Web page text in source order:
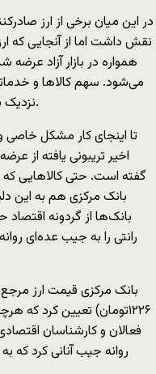
در اين ميان برخی از ارز
نقش داشت اما از آنجايی که
همواره در بازار آزاد عرضه
می‌شود. سهم کالاها و خدماتی
نزديک به ۳۹درصد است که رقم قابل‌توجهی است.
تا اينجای کار مشکل
اخير تريبونی يافته از
گفته است. حتی کالاهايی که
بانک مرکزی هم به اين
بانک‌ها از گردونه
رانتی را به جيب عده‌ای
۱۲۲۶تومان) تعيين کرد
روانه جيب آنانی کرد که